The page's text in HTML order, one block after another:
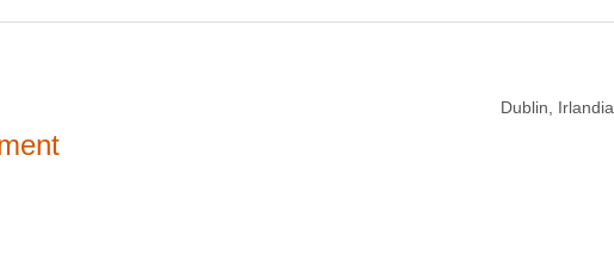
Dublin, Irlandia